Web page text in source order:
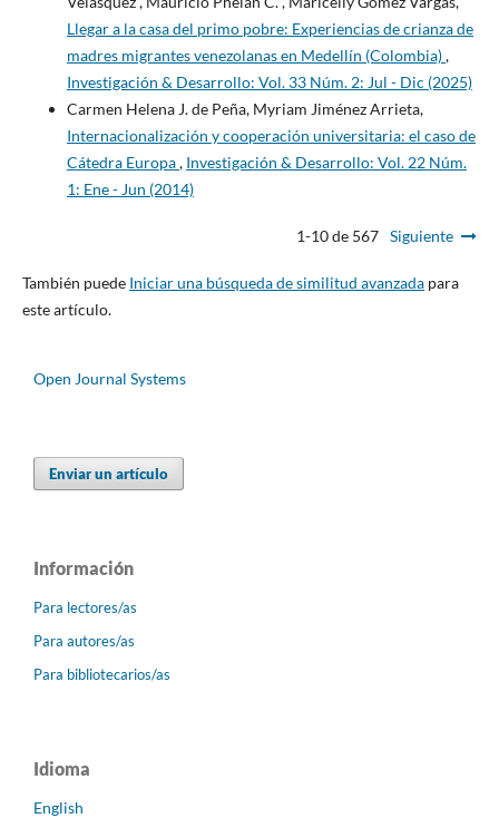
Llegar a la casa del primo pobre: Experiencias de crianza de
madres migrantes venezolanas en Medellín (Colombia),
Investigación & Desarrollo: Vol. 33 Núm. 2: Jul - Dic (2025)
Carmen Helena J. de Peña, Myriam Jiménez Arrieta,
Internacionalización y cooperación universitaria: el caso de
Cátedra Europa, Investigación & Desarrollo: Vol. 22 Núm.
1: Ene - Jun (2014)
1-10 de 567 Siguiente
También puede Iniciar una búsqueda de similitud avanzadapara
este artículo.
Open Journal Systems
Enviar un artículo
Información
Para lectores/as
Para autores/as
Para bibliotecarios/as
Idioma
English